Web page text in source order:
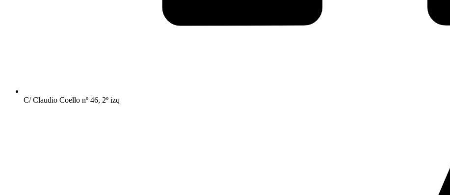
C/ Claudio Coello nº 46, 2º izq